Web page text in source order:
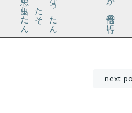
next